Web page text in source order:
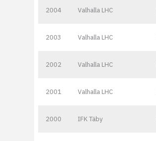
2004 Valhalla LHC
2003 Valhalla LHC
2002 Valhalla LHC
2001 Valhalla LHC
2000 IFK Täby